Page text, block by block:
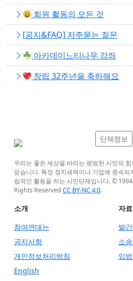
회원 활동의 모든 것
[공지&FAQ] 자주묻는 질문
아카데미느티나무 강좌
창립 32주년을 축하해요
단체정보
우리는 좋은 세상을 바라는 평범한 시민의
믿습니다. 특정 정치세력이나 기업에 종속되
립적인 활동을 하는 시민단체입니다. ©
Rights Reserved CC BY-NC 4.0.
소개
참여연대는
공지사항
개인정보처리방침
English
자
발
소
입